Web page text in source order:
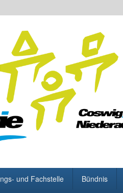
und Fachstelle Bündnis